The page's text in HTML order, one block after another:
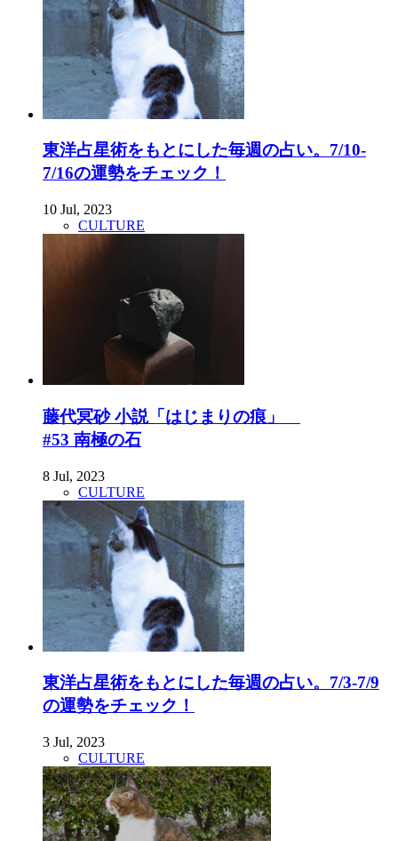
東洋占星術をもとにした毎週の占い。7/10-
7/16の運勢をチェック！
10 Jul, 2023
CULTURE
藤代冥砂 小説「はじまりの痕」
#53 南極の石
8 Jul, 2023
CULTURE
東洋占星術をもとにした毎週の占い。7/3-7/9
の運勢をチェック！
3 Jul, 2023
CULTURE